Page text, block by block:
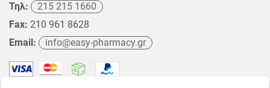
Τηλ:
215 215 1660
Fax: 210 961 8628
Email:
info@easy-pharmacy.gr